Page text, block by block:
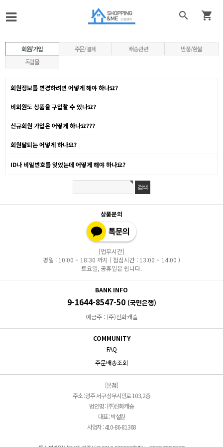
 
회원/가입 주문/결제 배송관련
반품/환불
독립몰
회원정보를 변경하려면 어떻게 해야 하나요?
비회원도 상품을 구입할 수 있나요?
신규회원 가입은 어떻게 하나요???
회원탈퇴는 어떻게 하나요?
ID나 비밀번호를 잊었는데 어떻게 해야 하나요?
상품문의
[업무시간]
평일 : 10:00 ~ 18:30 까지 ( 점심시간 : 13:00 ~ 14:00 )
토요일, 공휴일은 쉽니다.
BANK INFO
9-1644-8547-50 (국민은행)
예금주 : (주)신화캐슬
COMMUNITY
FAQ
주문배송조회
[본점]
주소 : 광주 서구 상무시민로 103, 2층
법인명 : (주)신화캐슬
대표 : 박설원
사업자 : 410-86-81368